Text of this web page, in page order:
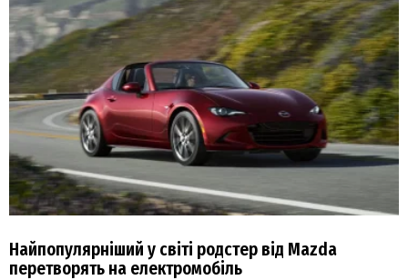
Найпопулярніший у світі родстер від Mazda
перетворять на електромобіль